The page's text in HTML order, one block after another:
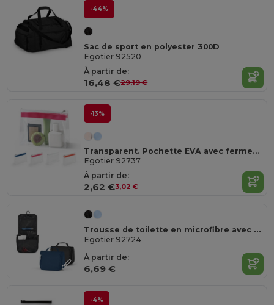
-44%
Sac de sport en polyester 300D
Egotier 92520
À partir de:
16,48 €29,19 €
-13%
Transparent. Pochette EVA avec fermeture éclair
Egotier 92737
À partir de:
2,62 €3,02 €
Trousse de toilette en microfibre avec plusieurs poches
Egotier 92724
À partir de:
6,69 €
-4%